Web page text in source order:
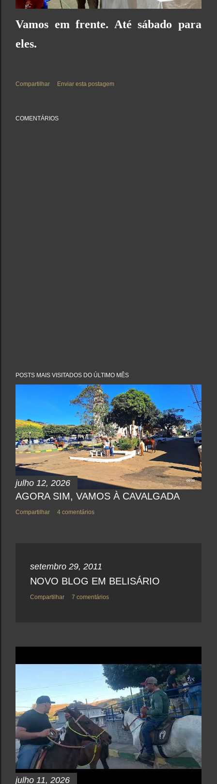
Vamos em frente. Até sábado para
eles.
Compartilhar Enviar esta postagem
COMENTÁRIOS
POSTS MAIS VISITADOS DO ÚLTIMO MÊS
julho 12, 2026
AGORA SIM, VAMOS À CAVALGADA
Compartilhar 4 comentários
setembro 29, 2011
NOVO BLOG EM BELISÁRIO
Compartilhar 7 comentários
julho 11, 2026